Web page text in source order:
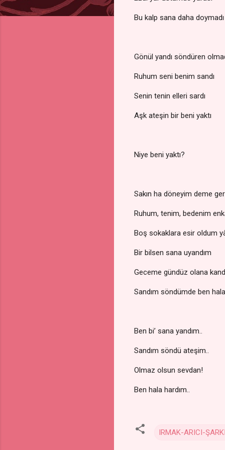
Bu kalp sana daha doymadı
Gönül yandı söndüren
Ruhum seni benim sandı
Senin tenin elleri sardı
Aşk ateşin bir beni yaktı
Niye beni yaktı?
Sakın ha döneyim deme
Ruhum, tenim, bedenim
Boş sokaklara esir oldum
Bir bilsen sana uyandım
Geceme gündüz olana
Sandım söndümde ben
Ben bi’ sana yandım..
Sandım söndü ateşim..
Olmaz olsun sevdan!
Ben hala hardım..
IRMAK-ARICI-